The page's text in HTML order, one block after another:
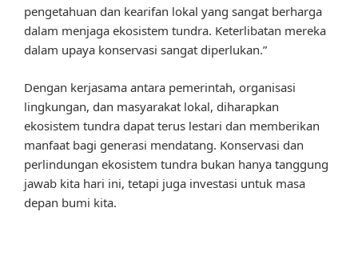
pengetahuan dan kearifan lokal yang sangat berharga
dalam menjaga ekosistem tundra. Keterlibatan mereka
dalam upaya konservasi sangat diperlukan.”
Dengan kerjasama antara pemerintah, organisasi
lingkungan, dan masyarakat lokal, diharapkan
ekosistem tundra dapat terus lestari dan memberikan
manfaat bagi generasi mendatang. Konservasi dan
perlindungan ekosistem tundra bukan hanya tanggung
jawab kita hari ini, tetapi juga investasi untuk masa
depan bumi kita.